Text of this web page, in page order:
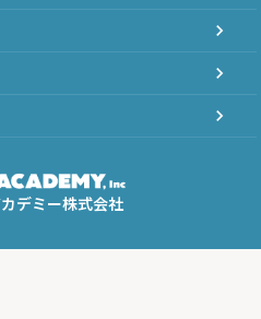
chevron_right
chevron_right
chevron_right
デミー株式会社